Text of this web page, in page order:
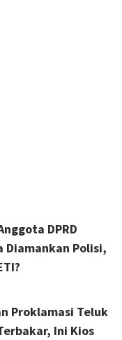
DPRD
Diamankan Polisi,
Proklamasi Teluk
Ini Kios